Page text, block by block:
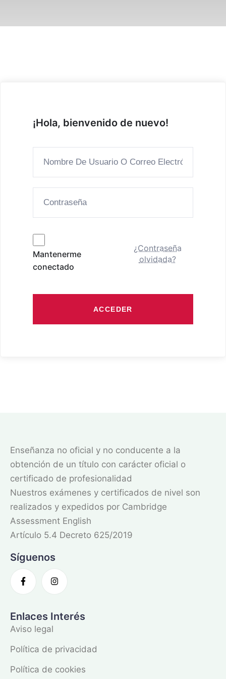
¡Hola, bienvenido de nuevo!
Mantenerme
conectado
¿Contraseña
olvidada?
ACCEDER
Enseñanza no oficial y no conducente a la
obtención de un título con carácter oficial o
certificado de profesionalidad
Nuestros exámenes y certificados de nivel son
realizados y expedidos por Cambridge
Assessment English
Artículo 5.4 Decreto 625/2019
Síguenos
Enlaces Interés
Aviso legal
Política de privacidad
Política de cookies